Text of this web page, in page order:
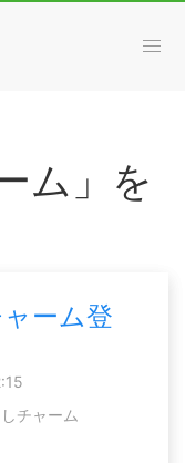
ム」を
ーム登
チャーム